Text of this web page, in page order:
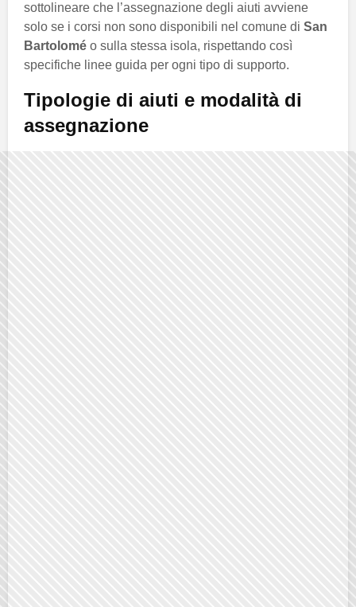
sottolineare che l’assegnazione degli aiuti avviene
solo se i corsi non sono disponibili nel comune di San
Bartolomé o sulla stessa isola, rispettando così
specifiche linee guida per ogni tipo di supporto.
Tipologie di aiuti e modalità di
assegnazione